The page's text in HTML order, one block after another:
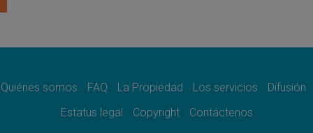
Comienzan "Diez Días Oración por la Paz"
Pizzaballa en Asís: los cristianos quieren
Quiénes somos FAQ La Propiedad Los servicios
Difusión
Estatus legal
Copyright Contáctenos